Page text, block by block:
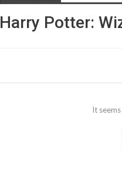
Harry Potter:
It